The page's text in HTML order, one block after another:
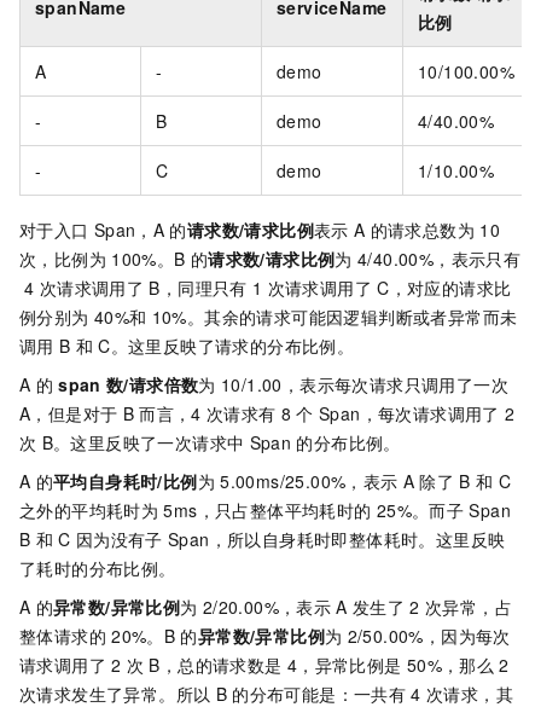
spanName serviceName
比例
A - demo 10/100.00%
- B demo 4/40.00%
- C demo 1/10.00%
对于入口 Span，A 的请求数/请求比例表示 A 的请求总数为 10
次，比例为 100%。B 的请求数/请求比例为 4/40.00%，表示只有
4 次请求调用了 B，同理只有 1 次请求调用了 C，对应的请求比
例分别为 40%和 10%。其余的请求可能因逻辑判断或者异常而未
调用 B 和 C。这里反映了请求的分布比例。
A 的 span 数/请求倍数为 10/1.00，表示每次请求只调用了一次
A，但是对于 B 而言，4 次请求有 8 个 Span，每次请求调用了 2
次 B。这里反映了一次请求中 Span 的分布比例。
A 的平均自身耗时/比例为 5.00ms/25.00%，表示 A 除了 B 和 C
之外的平均耗时为 5ms，只占整体平均耗时的 25%。而子 Span
B 和 C 因为没有子 Span，所以自身耗时即整体耗时。这里反映
了耗时的分布比例。
A 的异常数/异常比例为 2/20.00%，表示 A 发生了 2 次异常，占
整体请求的 20%。B 的异常数/异常比例为 2/50.00%，因为每次
请求调用了 2 次 B，总的请求数是 4，异常比例是 50%，那么 2
次请求发生了异常。所以 B 的分布可能是：一共有 4 次请求，其